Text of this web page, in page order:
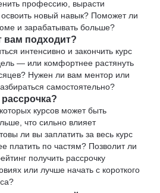
профессию, вырасти
новый навык? Поможет ли
и зарабатывать больше?
вам подходит?
интенсивно и закончить курс
— или комфортнее растянуть
Нужен ли вам ментор или
самостоятельно?
курсов может быть
что сильно влияет
ли вы заплатить за весь курс
платить по частям? Позволит ли
получить рассрочку
или лучше начать с короткого